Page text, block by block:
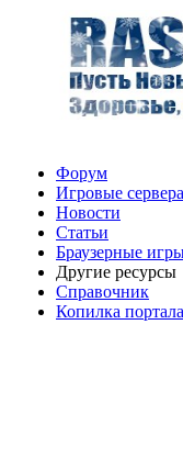
Форум
Игровые сервера
Новости
Статьи
Браузерные
Другие ресурсы
Справочник
Копилка портала